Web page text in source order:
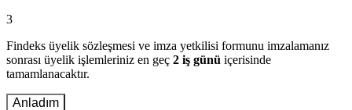
3
Findeks üyelik sözleşmesi ve imza yetkilisi formunu imzalamanız
sonrası üyelik işlemleriniz en geç 2 iş günü içerisinde
tamamlanacaktır.
Anladım